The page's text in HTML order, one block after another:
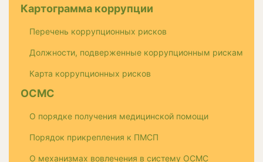
Картограмма коррупции
Перечень коррупционных рисков
Должности, подверженные коррупционным рискам
Карта коррупционных рисков
ОСМС
О порядке получения медицинской помощи
Порядок прикрепления к ПМСП
О механизмах вовлечения в систему ОСМС